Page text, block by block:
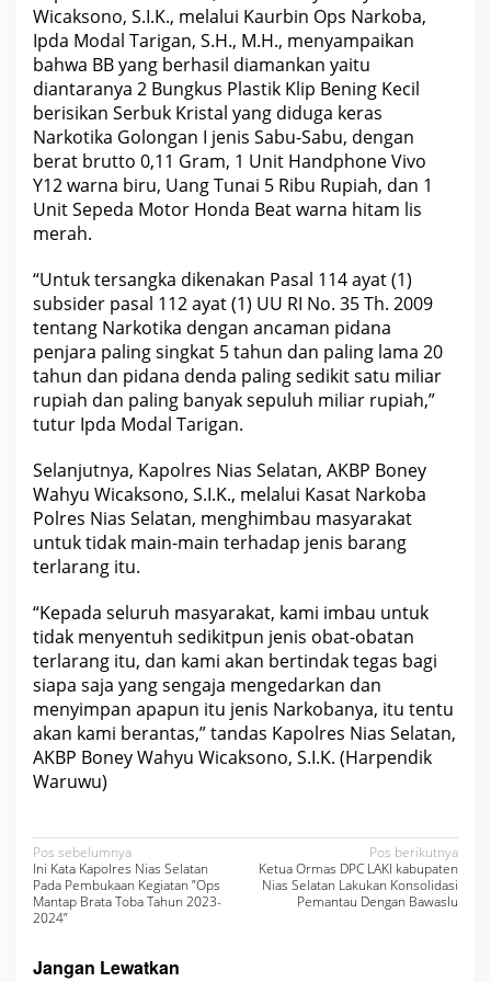
Wicaksono, S.I.K., melalui Kaurbin Ops Narkoba,
Ipda Modal Tarigan, S.H., M.H., menyampaikan
bahwa BB yang berhasil diamankan yaitu
diantaranya 2 Bungkus Plastik Klip Bening Kecil
berisikan Serbuk Kristal yang diduga keras
Narkotika Golongan I jenis Sabu-Sabu, dengan
berat brutto 0,11 Gram, 1 Unit Handphone Vivo
Y12 warna biru, Uang Tunai 5 Ribu Rupiah, dan 1
Unit Sepeda Motor Honda Beat warna hitam lis
merah.
“Untuk tersangka dikenakan Pasal 114 ayat (1)
subsider pasal 112 ayat (1) UU RI No. 35 Th. 2009
tentang Narkotika dengan ancaman pidana
penjara paling singkat 5 tahun dan paling lama 20
tahun dan pidana denda paling sedikit satu miliar
rupiah dan paling banyak sepuluh miliar rupiah,”
tutur Ipda Modal Tarigan.
Selanjutnya, Kapolres Nias Selatan, AKBP Boney
Wahyu Wicaksono, S.I.K., melalui Kasat Narkoba
Polres Nias Selatan, menghimbau masyarakat
untuk tidak main-main terhadap jenis barang
terlarang itu.
“Kepada seluruh masyarakat, kami imbau untuk
tidak menyentuh sedikitpun jenis obat-obatan
terlarang itu, dan kami akan bertindak tegas bagi
siapa saja yang sengaja mengedarkan dan
menyimpan apapun itu jenis Narkobanya, itu tentu
akan kami berantas,” tandas Kapolres Nias Selatan,
AKBP Boney Wahyu Wicaksono, S.I.K. (Harpendik
Waruwu)
N
a
v
i
Pos sebelumnya
Ini Kata Kapolres Nias Selatan
Pada Pembukaan Kegiatan ”Ops
Mantap Brata Toba Tahun 2023-
2024”
Pos berikutnya
Ketua Ormas DPC LAKI kabupaten
Nias Selatan Lakukan Konsolidasi
Pemantau Dengan Bawaslu
Jangan Lewatkan